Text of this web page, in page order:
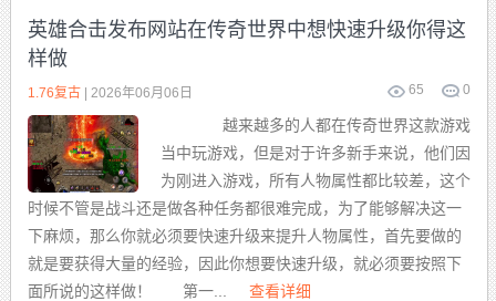
英雄合击发布网站在传奇世界中想快速升级你得这
样做
65 0
1.76复古| 2026年06月06日
越来越多的人都在传奇世界这款游戏
当中玩游戏，但是对于许多新手来说，他们因
为刚进入游戏，所有人物属性都比较差，这个
时候不管是战斗还是做各种任务都很难完成，为了能够解决这一
下麻烦，那么你就必须要快速升级来提升人物属性，首先要做的
就是要获得大量的经验，因此你想要快速升级，就必须要按照下
面所说的这样做！ 第一...
查看详细